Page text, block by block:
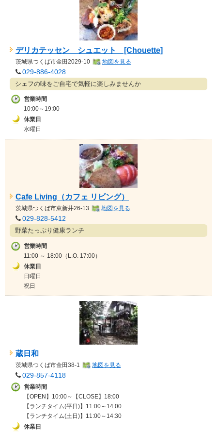
デリカテッセン シュエット [Chouette]
茨城県つくば市金田2029-10 地図を見る
029-886-4028
シェフの味をご自宅で気軽に楽しみませんか
営業時間
10:00～19:00
休業日
水曜日
Cafe Living（カフェ リビング）
茨城県つくば市東新井26-13 地図を見る
029-828-5412
野菜たっぷり健康ランチ
営業時間
11:00 ～ 18:00（L.O. 17:00）
休業日
日曜日
祝日
蔵日和
茨城県つくば市金田38-1 地図を見る
029-857-4118
営業時間
【OPEN】10:00～【CLOSE】18:00
【ランチタイム(平日)】11:00～14:00
【ランチタイム(土日)】11:00～14:30
休業日